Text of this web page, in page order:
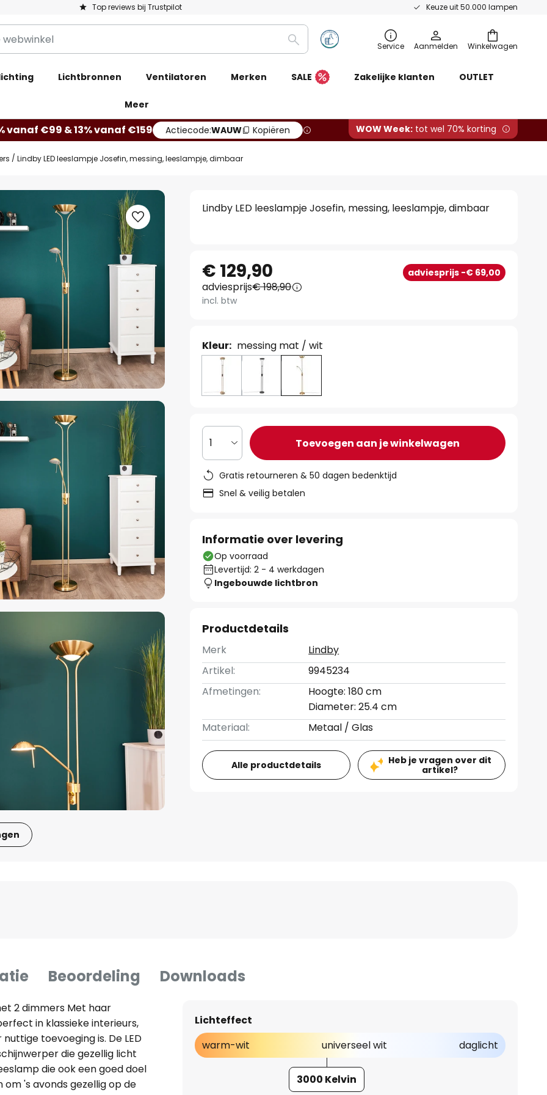
Top reviews bij Trustpilot Keuze uit 50.000 lampen
Winkelwagen
Zoeken Service Aanmelden
Lichtbronnen Ventilatoren Merken SALE Zakelijke klanten OUTLET
Meer
vanaf €99 & 13% vanaf €159 Actiecode:WAUW Kopiëren WOW Week: tot wel 70% korting
Lindby LED leeslampje Josefin, messing, leeslampje, dimbaar
Lindby LED leeslampje Josefin, messing, leeslampje, dimbaar
€ 129,90 adviesprijs -€ 69,00
adviesprijs€ 198,90
incl. btw
Kleur: messing mat / wit
1 Toevoegen aan je winkelwagen
Gratis retourneren & 50 dagen bedenktijd
Snel & veilig betalen
Informatie over levering
Op voorraad
Levertijd: 2 - 4 werkdagen
Ingebouwde lichtbron
Productdetails
Merk
Lindby
Artikel:
9945234
Afmetingen:
Hoogte: 180 cm
Diameter: 25.4 cm
Materiaal:
Metaal / Glas
Alle productdetails
Heb je vragen over dit
artikel?
Beoordeling Downloads
2 dimmers Met haar
in klassieke interieurs,
toevoeging is. De LED
die gezellig licht
die ook een goed doel
's avonds gezellig op de
Lichteffect
warm-wit
universeel wit daglicht
3000 Kelvin